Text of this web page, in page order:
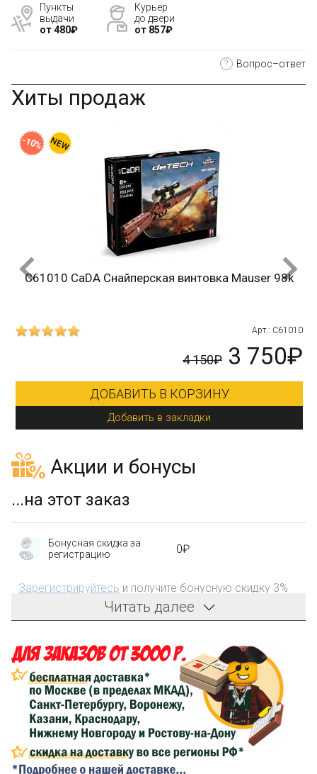
Пункты
выдачи
от 480₽
Курьер
до двери
от 857₽
? Вопрос–ответ
Хиты продаж
C61010 CaDA Снайперская винтовка Mauser 98k
Арт.: C61010
4 150₽ 3 750₽
ДОБАВИТЬ В КОРЗИНУ
Добавить в закладки
-10%
Акции и бонусы
...на этот заказ
Бонусная скидка за
регистрацию
0₽
Зарегистрируйтесь и получите бонусную скидку 3%
на первый заказ!
затрат на доставку
Сделайте заказ на сумму не менее 3 000₽, оплатите
его на карту Сбербанка и получите 150₽ на
компенсацию доставки.
...на следующий заказ
Читать далее